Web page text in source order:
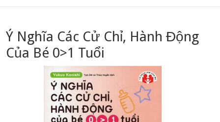
Ý Nghĩa Các Cử Chỉ, Hành Động
Của Bé 0>1 Tuổi